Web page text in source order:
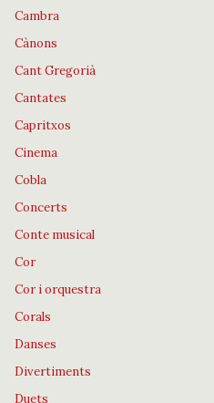
Cambra
Cànons
Cant Gregorià
Cantates
Capritxos
Cinema
Cobla
Concerts
Conte musical
Cor
Cor i orquestra
Corals
Danses
Divertiments
Duets